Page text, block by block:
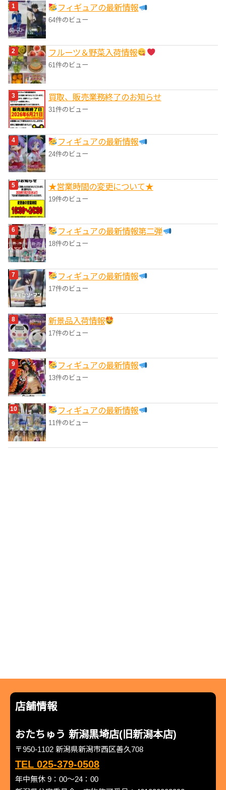
ー
フィギュアの最新情報
64件のビュー
フルーツ＆野菜入荷情報
61件のビュー
買取、販売業務終了のお知らせ
31件のビュー
フィギュアの最新情報
24件のビュー
★営業時間の変更について★
19件のビュー
フィギュアの最新情報第二弾
18件のビュー
フィギュアの最新情報
17件のビュー
‎新景品入荷情報
17件のビュー
フィギュアの最新情報
13件のビュー
フィギュアの最新情報
11件のビュー
店舗情報
おたちゅう 新潟黒埼店(旧新潟本店)
〒950-1102 新潟県新潟市西区善久708
TEL 025-379-0508
年中無休 9：00～24：00